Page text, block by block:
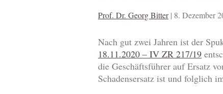
Prof. Dr. Georg Bitter | 8. Dezember
Nach gut zwei Jahren ist der
18.11.2020 – IV ZR 217/19
die Geschäftsführer auf Ersatz
Schadensersatz ist und folglich